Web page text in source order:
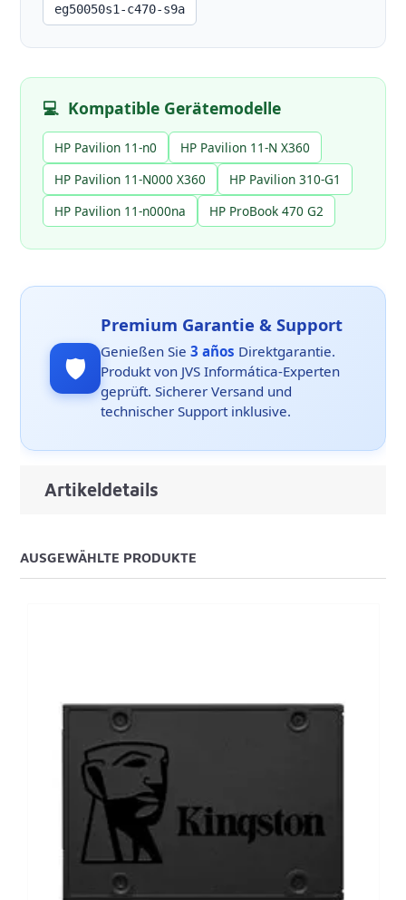
eg50050s1-c470-s9a
💻 Kompatible Gerätemodelle
HP Pavilion 11-n0
HP Pavilion 11-N X360
HP Pavilion 11-N000 X360
HP Pavilion 310-G1
HP Pavilion 11-n000na
HP ProBook 470 G2
🛡️
Premium Garantie & Support
Genießen Sie3 años Direktgarantie.
Produkt von JVS Informática-Experten
geprüft. Sicherer Versand und
technischer Support inklusive.
Artikeldetails
AUSGEWÄHLTE PRODUKTE